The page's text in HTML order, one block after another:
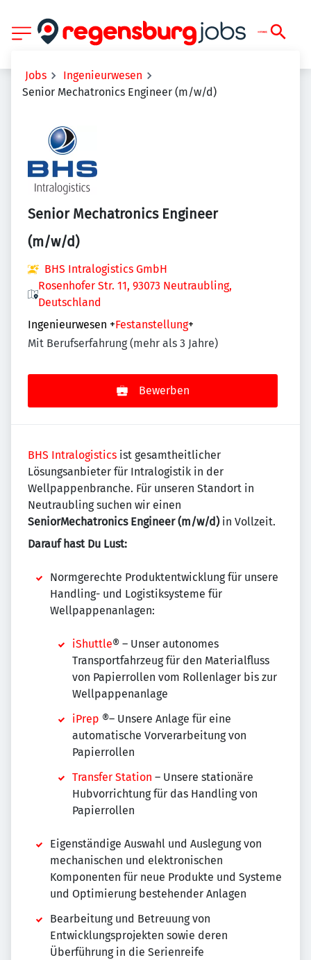
Jobs
Ingenieurwesen
Senior Mechatronics Engineer (m/w/d)
Senior Mechatronics Engineer
(m/w/d)
BHS Intralogistics GmbH
Rosenhofer Str. 11, 93073 Neutraubling,
Deutschland
Ingenieurwesen +Festanstellung+
Mit Berufserfahrung (mehr als 3 Jahre)
Bewerben
BHS Intralogistics ist gesamtheitlicher
Lösungsanbieter für Intralogistik in der
Wellpappenbranche. Für unseren Standort in
Neutraubling suchen wir einen
SeniorMechatronics Engineer (m/w/d) in Vollzeit.
Darauf hast Du Lust:
Normgerechte Produktentwicklung für unsere
Handling- und Logistiksysteme für
Wellpappenanlagen:
iShuttle® – Unser autonomes
Transportfahrzeug für den Materialfluss
von Papierrollen vom Rollenlager bis zur
Wellpappenanlage
iPrep ®– Unsere Anlage für eine
automatische Vorverarbeitung von
Papierrollen
Transfer Station – Unsere stationäre
Hubvorrichtung für das Handling von
Papierrollen
Eigenständige Auswahl und Auslegung von
mechanischen und elektronischen
Komponenten für neue Produkte und Systeme
und Optimierung bestehender Anlagen
Bearbeitung und Betreuung von
Entwicklungsprojekten sowie deren
Überführung in die Serienreife